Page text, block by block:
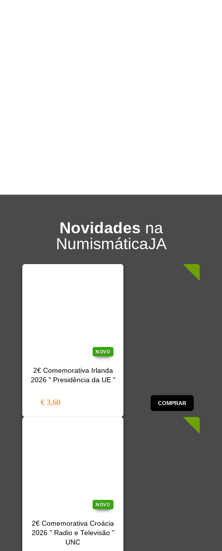
Novidades na
NumismáticaJA
NOVO
2€ Comemorativa Irlanda
2026 " Presidência da UE "
€ 3,60 COMPRAR
NOVO
2€ Comemorativa Croácia
2026 " Radio e Televisão "
UNC